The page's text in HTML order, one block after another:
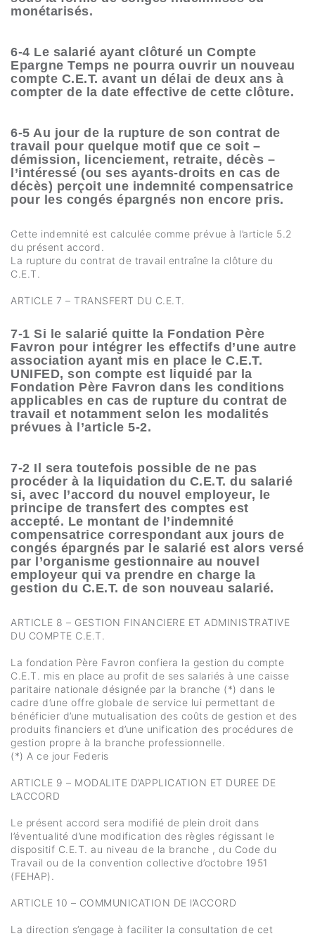
monétarisés.
6-4 Le salarié ayant clôturé un Compte
Epargne Temps ne pourra ouvrir un nouveau
compte C.E.T. avant un délai de deux ans à
compter de la date effective de cette clôture.
6-5 Au jour de la rupture de son contrat de
travail pour quelque motif que ce soit –
démission, licenciement, retraite, décès –
l’intéressé (ou ses ayants-droits en cas de
décès) perçoit une indemnité compensatrice
pour les congés épargnés non encore pris.
Cette indemnité est calculée comme prévue à l’article 5.2
du présent accord.
La rupture du contrat de travail entraîne la clôture du
C.E.T.
ARTICLE 7 – TRANSFERT DU C.E.T.
7-1 Si le salarié quitte la Fondation Père
Favron pour intégrer les effectifs d’une autre
association ayant mis en place le C.E.T.
UNIFED, son compte est liquidé par la
Fondation Père Favron dans les conditions
applicables en cas de rupture du contrat de
travail et notamment selon les modalités
prévues à l’article 5-2.
7-2 Il sera toutefois possible de ne pas
procéder à la liquidation du C.E.T. du salarié
si, avec l’accord du nouvel employeur, le
principe de transfert des comptes est
accepté. Le montant de l’indemnité
compensatrice correspondant aux jours de
congés épargnés par le salarié est alors versé
par l’organisme gestionnaire au nouvel
employeur qui va prendre en charge la
gestion du C.E.T. de son nouveau salarié.
ARTICLE 8 – GESTION FINANCIERE ET ADMINISTRATIVE
DU COMPTE C.E.T.
La fondation Père Favron confiera la gestion du compte
C.E.T. mis en place au profit de ses salariés à une caisse
paritaire nationale désignée par la branche (*) dans le
cadre d’une offre globale de service lui permettant de
bénéficier d’une mutualisation des coûts de gestion et des
produits financiers et d’une unification des procédures de
gestion propre à la branche professionnelle.
(*) A ce jour Federis
ARTICLE 9 – MODALITE D’APPLICATION ET DUREE DE
L’ACCORD
Le présent accord sera modifié de plein droit dans
l’éventualité d’une modification des règles régissant le
dispositif C.E.T. au niveau de la branche , du Code du
Travail ou de la convention collective d’octobre 1951
(FEHAP).
ARTICLE 10 – COMMUNICATION DE l’ACCORD
La direction s’engage à faciliter la consultation de cet